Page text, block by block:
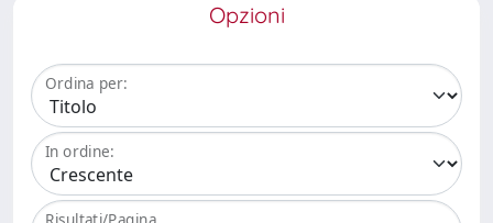
Opzioni
Ordina per:
In ordine: